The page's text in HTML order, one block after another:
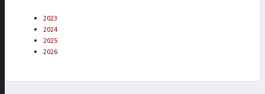
2023
2024
2025
2026